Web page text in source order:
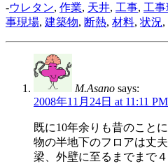
-ウレタン, 作業, 天井, 工事, 工
事現場, 建築物, 断熱, 材料, 状況,
M.Asano says:
2008年11月24日 at 11:11 PM
既に10年余りも昔のこと
物の半地下のフロアは丈
梁、外壁に至るまでまで